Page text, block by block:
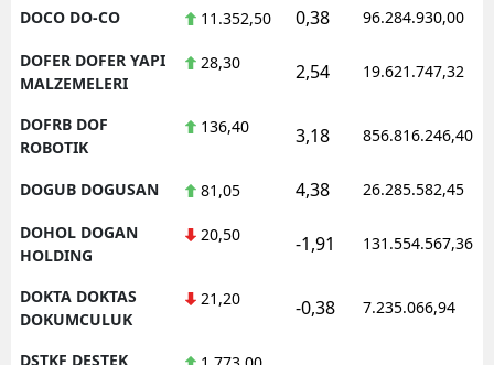
DOCO DO-CO 11.352,50 0,38 96.284.930,00
DOFER DOFER YAPI
MALZEMELERI
28,30 2,54 19.621.747,32
DOFRB DOF
ROBOTIK
136,40 3,18 856.816.246,40
DOGUB DOGUSAN 81,05 4,38 26.285.582,45
DOHOL DOGAN
HOLDING
20,50 -1,91 131.554.567,36
DOKTA DOKTAS
DOKUMCULUK
21,20 -0,38 7.235.066,94
DSTKF DESTEK